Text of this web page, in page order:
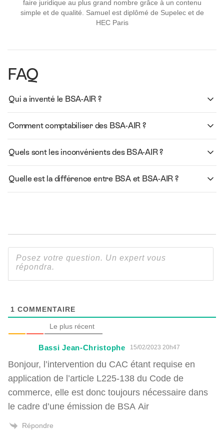
faire juridique au plus grand nombre grâce à un contenu
simple et de qualité. Samuel est diplômé de Supelec et de
HEC Paris
FAQ
Qui a inventé le BSA-AIR ?
Comment comptabiliser des BSA-AIR ?
Quels sont les inconvénients des BSA-AIR ?
Quelle est la différence entre BSA et BSA-AIR ?
1 COMMENTAIRE
Le plus récent
Bassi Jean-Christophe 15/02/2023 20h47
Bonjour, l’intervention du CAC étant requise en
application de l’article L225-138 du Code de
commerce, elle est donc toujours nécessaire dans
le cadre d’une émission de BSA Air
Répondre